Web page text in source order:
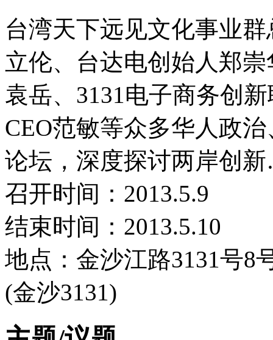
台湾天下远见文化事业
立伦、台达电创始人郑
袁岳、3131电子商务创
CEO范敏等众多华人政
论坛，深度探讨两岸创
召开时间：2013.5.9
结束时间：2013.5.10
地点：金沙江路3131号8
(金沙3131)